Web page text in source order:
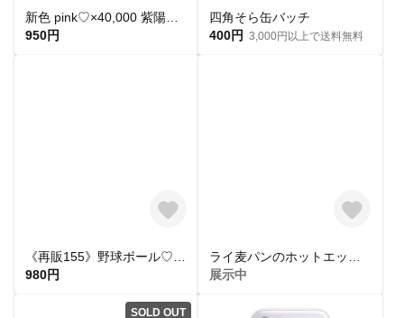
950円
四角そら缶バッチ
400円 3,000円以上で送料無料
980円
展示中
SOLD OUT